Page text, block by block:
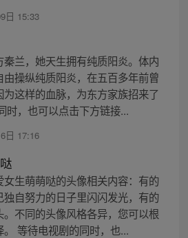
日 15:33
兰，她天生拥有纯质阳炎。体内
操纵纯质阳炎，在五百多年前曾
这样的血脉，为东方家族招来了
时，也可以点击下方链接...
日 17:16
生萌萌哒的头像相关内容：有的
自努力的日子里闪闪发光，有的
不同的头像风格各异，您可以根
等待电视剧的同时，也...